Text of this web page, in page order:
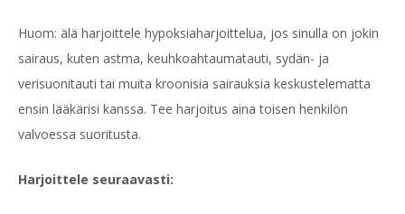
Huom: älä harjoittele hypoksiaharjoittelua, jos sinulla on jokin
sairaus, kuten astma, keuhkoahtaumatauti, sydän- ja
verisuonitauti tai muita kroonisia sairauksia keskustelematta
ensin lääkärisi kanssa. Tee harjoitus aina toisen henkilön
valvoessa suoritusta.
Harjoittele seuraavasti: